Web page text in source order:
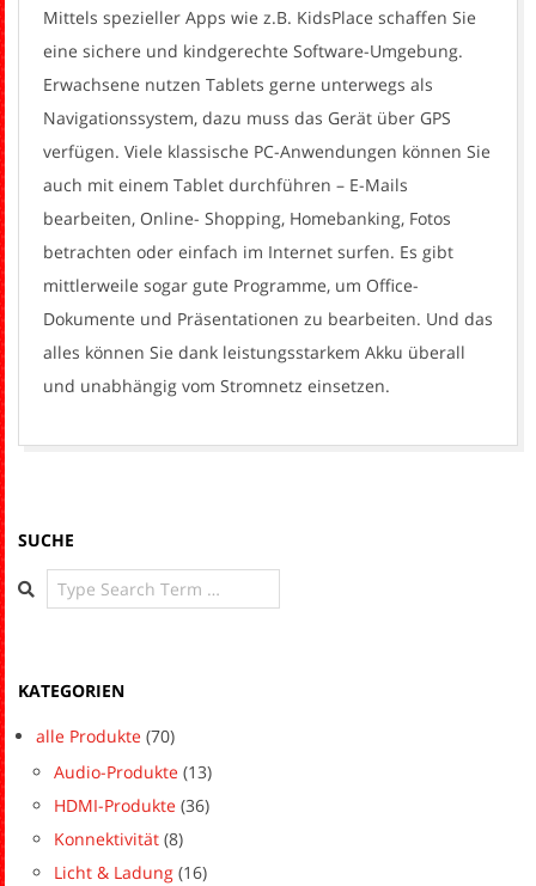
Mittels spezieller Apps wie z.B. KidsPlace schaffen Sie
eine sichere und kindgerechte Software-Umgebung.
Erwachsene nutzen Tablets gerne unterwegs als
Navigationssystem, dazu muss das Gerät über GPS
verfügen. Viele klassische PC-Anwendungen können Sie
auch mit einem Tablet durchführen – E-Mails
bearbeiten, Online- Shopping, Homebanking, Fotos
betrachten oder einfach im Internet surfen. Es gibt
mittlerweile sogar gute Programme, um Office-
Dokumente und Präsentationen zu bearbeiten. Und das
alles können Sie dank leistungsstarkem Akku überall
und unabhängig vom Stromnetz einsetzen.
SUCHE
Search
KATEGORIEN
alle Produkte (70)
Audio-Produkte (13)
HDMI-Produkte (36)
Konnektivität (8)
Licht & Ladung (16)